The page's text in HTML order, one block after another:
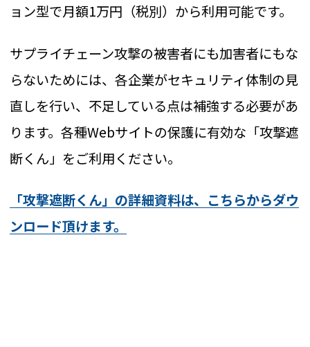
ョン型で月額1万円（税別）から利用可能です。
サプライチェーン攻撃の被害者にも加害者にもな
らないためには、各企業がセキュリティ体制の見
直しを行い、不足している点は補強する必要があ
ります。各種Webサイトの保護に有効な「攻撃遮
断くん」をご利用ください。
「攻撃遮断くん」の詳細資料は、こちらからダウ
ンロード頂けます。